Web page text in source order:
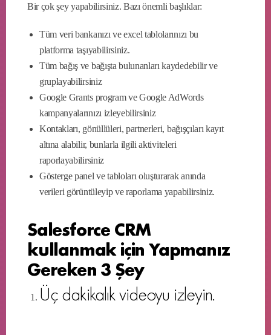
Bir çok şey yapabilirsiniz. Bazı önemli başlıklar:
Tüm veri bankanızı ve excel tablolarınızı bu
platforma taşıyabilirsiniz.
Tüm bağış ve bağışta bulunanları kaydedebilir ve
gruplayabilirsiniz
Google Grants program ve Google AdWords
kampanyalarınızı izleyebilirsiniz
Kontakları, gönüllüleri, partnerleri, bağışçıları kayıt
altına alabilir, bunlarla ilgili aktiviteleri
raporlayabilirsiniz
Gösterge panel ve tabloları oluşturarak anında
verileri görüntüleyip ve raporlama yapabilirsiniz.
Salesforce CRM
kullanmak için Yapmanız
Gereken 3 Şey
Üç dakikalık videoyu izleyin.